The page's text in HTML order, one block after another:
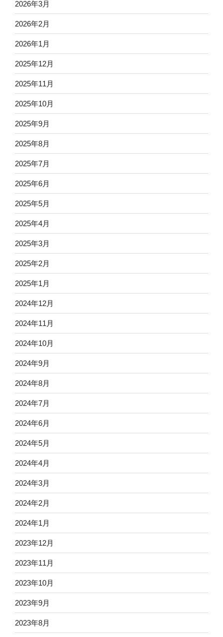
2026年3月
2026年2月
2026年1月
2025年12月
2025年11月
2025年10月
2025年9月
2025年8月
2025年7月
2025年6月
2025年5月
2025年4月
2025年3月
2025年2月
2025年1月
2024年12月
2024年11月
2024年10月
2024年9月
2024年8月
2024年7月
2024年6月
2024年5月
2024年4月
2024年3月
2024年2月
2024年1月
2023年12月
2023年11月
2023年10月
2023年9月
2023年8月